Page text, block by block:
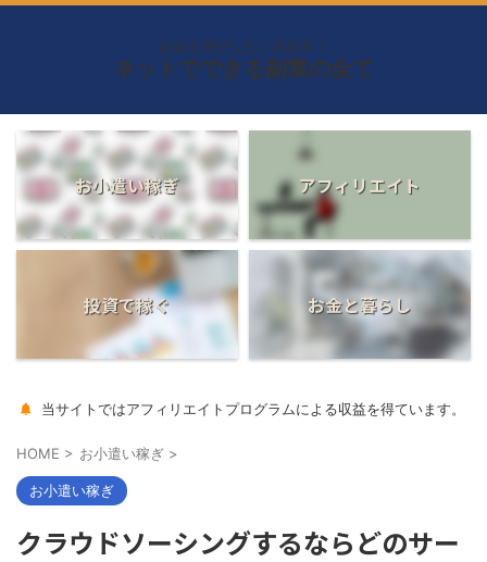
お金を増やしたい方必見！
ネットでできる副業の全て
お小遣い稼ぎ アフィリエイト
投資で稼ぐ お金と暮らし
当サイトではアフィリエイトプログラムによる収益を得ています。
HOME > お小遣い稼ぎ >
お小遣い稼ぎ
クラウドソーシングするならどのサー